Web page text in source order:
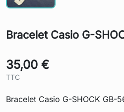
Bracelet Casio G-
35,00 €
TTC
Bracelet Casio G-SHOCK GB-